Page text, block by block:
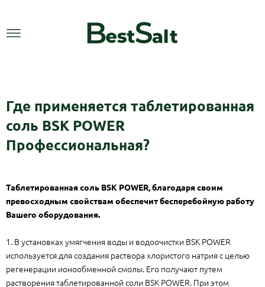
Где применяется таблетированная
соль BSK POWER
Профессиональная?
Таблетированная соль BSK POWER, благодаря своим
превосходным свойствам обеспечит бесперебойную работу
Вашего оборудования.
1. В установках умягчения воды и водоочистки BSK POWER
используется для создания раствора хлористого натрия с целью
регенерации ионообменной смолы. Его получают путем
растворения таблетированной соли BSK POWER. При этом